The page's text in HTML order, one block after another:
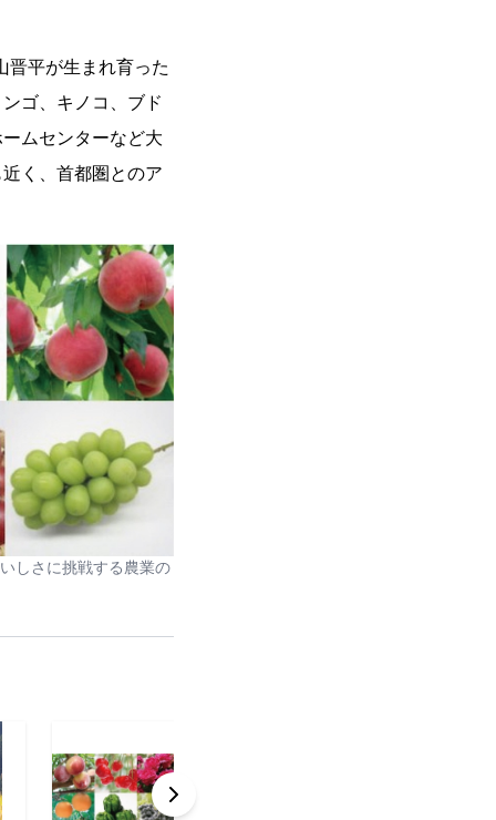
平が生まれ育った
ゴ、キノコ、ブド
ムセンターなど大
く、首都圏とのア
しさに挑戦する農業の